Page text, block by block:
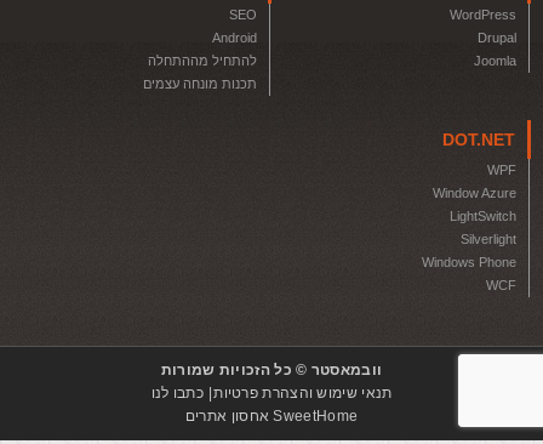
WordPress
Drupal
Joomla
SEO
Android
להתחיל מההתחלה
תכנות מונחה עצמים
DOT.NET
WPF
Window Azure
LightSwitch
Silverlight
Windows Phone
WCF
וובמאסטר © כל הזכויות שמורות
תנאי שימוש והצהרת פרטיות כתבו לנו
SweetHome אחסון אתרים